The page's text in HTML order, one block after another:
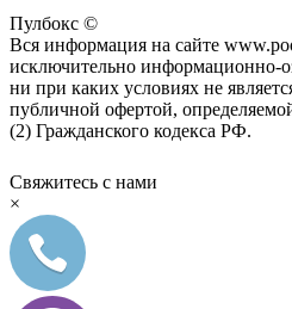
Пулбокс ©
Вся информация на сайте
исключительно информационно-
ни при каких условиях не
публичной офертой,
(2) Гражданского кодекса РФ.
Свяжитесь с нами
×